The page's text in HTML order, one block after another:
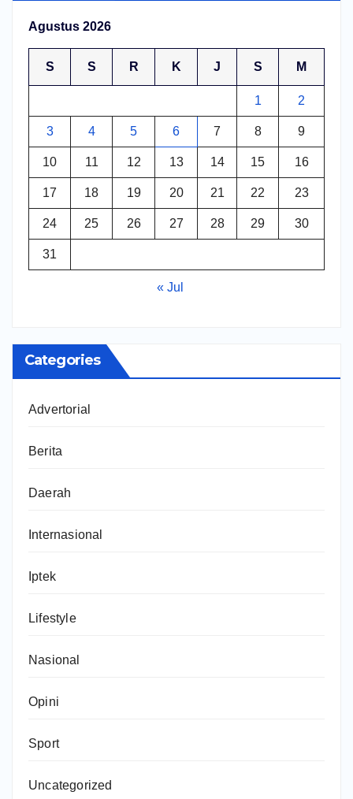
Agustus 2026
S S R K J S M
1 2
3 4 5 6 7 8 9
10 11 12 13 14 15 16
17 18 19 20 21 22 23
24 25 26 27 28 29 30
31
« Jul
Categories
Advertorial
Berita
Daerah
Internasional
Iptek
Lifestyle
Nasional
Opini
Sport
Uncategorized